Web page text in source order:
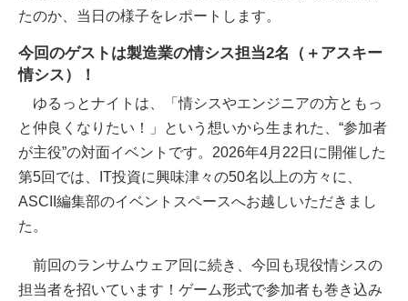
たのか、当日の様子をレポートします。
今回のゲストは製造業の情シス担当2名（＋アスキー
情シス）！
ゆるっとナイトは、「情シスやエンジニアの方ともっ
と仲良くなりたい！」という想いから生まれた、“参加者
が主役”の対面イベントです。2026年4月22日に開催した
第5回では、IT投資に興味津々の50名以上の方々に、
ASCII編集部のイベントスペースへお越しいただきまし
た。
前回のランサムウェア回に続き、今回も現役情シスの
担当者を招いています！ゲーム形式で参加者も巻き込み